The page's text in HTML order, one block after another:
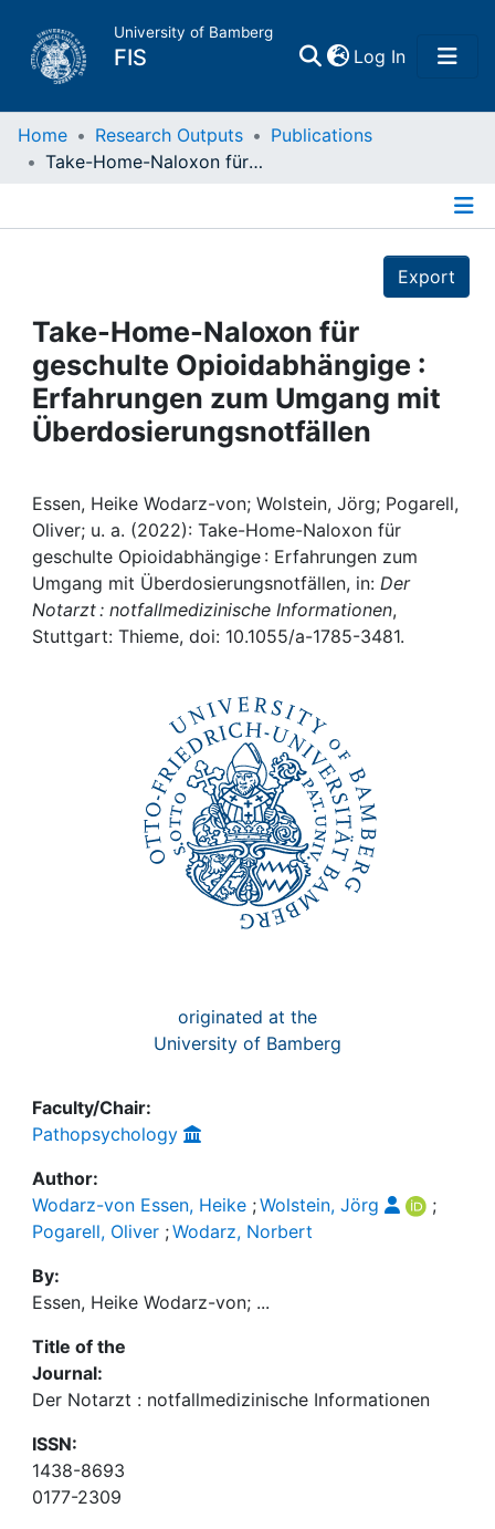
University of Bamberg
FIS Log In(current)
Home
Projects
People
Institutions
Awards
My FIS
Help
Home Research Outputs
Publications
Take-Home-Naloxon für geschulte Opioidabhängige : Erfahrungen zum Umgang mit Überdosierungsnotfällen
Export
Take-Home-Naloxon für
geschulte Opioidabhängige :
Erfahrungen zum Umgang mit
Überdosierungsnotfällen
Essen, Heike Wodarz-von; Wolstein, Jörg; Pogarell,
Oliver; u. a. (2022): Take-Home-Naloxon für
geschulte Opioidabhängige : Erfahrungen zum
Umgang mit Überdosierungsnotfällen, in: Der
Notarzt : notfallmedizinische Informationen,
Stuttgart: Thieme, doi: 10.1055/a-1785-3481.
originated at the
University of Bamberg
Faculty/Chair:
Pathopsychology
Author:
Wodarz-von Essen, Heike ;Wolstein, Jörg
;
Pogarell, Oliver ;Wodarz, Norbert
By:
Essen, Heike Wodarz-von; ...
Title of the
Journal:
Der Notarzt : notfallmedizinische Informationen
ISSN:
1438-8693
0177-2309